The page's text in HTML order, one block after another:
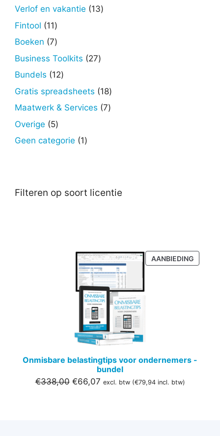
Verlof en vakantie 1313
Fintool 1111
producten
Boeken 77
producten
Business Toolkits 2727
Bundels 1212
producten
Gratis spreadsheets 1818
producten
Maatwerk & Services 77
Overige 55
producten
Geen categorie 11
Filteren op soort licentie
AANBIEDING
IN
Onmisbare belastingtips voor ondernemers -
bundel
€338,00 Oorspronkelijke
€66,07Huidige
excl. btw (€79,94incl. btw)